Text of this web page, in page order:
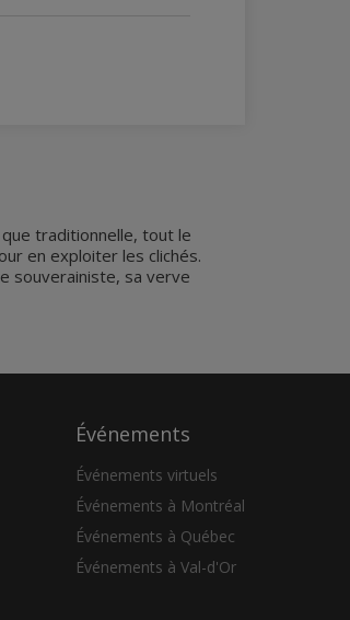
traditionnelle, tout le
en exploiter les clichés.
souverainiste, sa verve
Événements
Événements virtuels
Événements à Montréal
Événements à Québec
Événements à Val-d'Or